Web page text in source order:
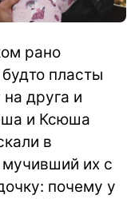
рано
пласты
друга и
и Ксюша
в
мучивший их с
почему у